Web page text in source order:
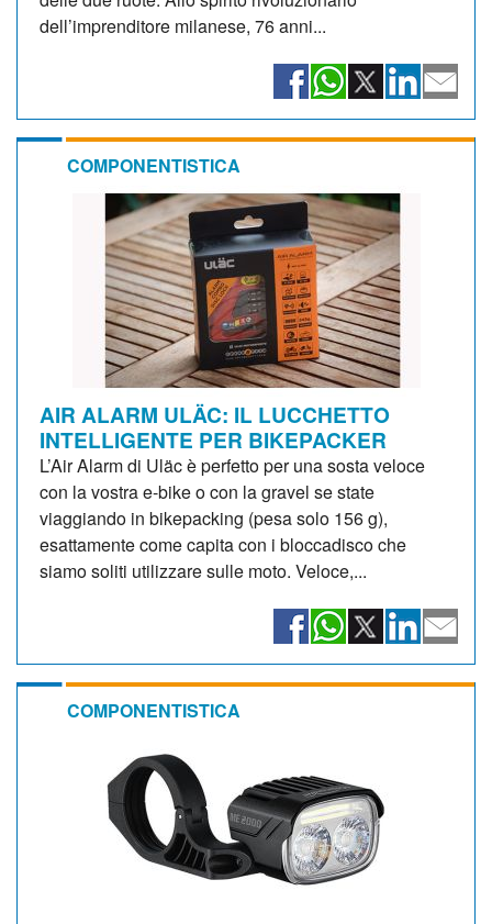
dell’imprenditore milanese, 76 anni...
COMPONENTISTICA
AIR ALARM ULÄC: IL LUCCHETTO
INTELLIGENTE PER BIKEPACKER
L’Air Alarm di Uläc è perfetto per una sosta veloce
con la vostra e-bike o con la gravel se state
viaggiando in bikepacking (pesa solo 156 g),
esattamente come capita con i bloccadisco che
siamo soliti utilizzare sulle moto. Veloce,...
COMPONENTISTICA